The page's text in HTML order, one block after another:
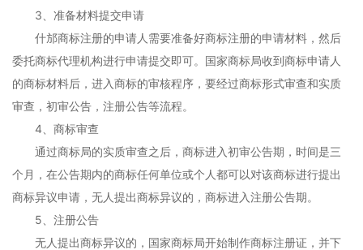
3、准备材料提交申请
什邡商标注册的申请人需要准备好商标注册的申请材料，然后
委托商标代理机构进行申请提交即可。国家商标局收到商标申请人
的商标材料后，进入商标的审核程序，要经过商标形式审查和实质
审查，初审公告，注册公告等流程。
4、商标审查
通过商标局的实质审查之后，商标进入初审公告期，时间是三
个月，在公告期内的商标任何单位或个人都可以对该商标进行提出
商标异议申请，无人提出商标异议的，商标进入注册公告期。
5、注册公告
无人提出商标异议的，国家商标局开始制作商标注册证，并下